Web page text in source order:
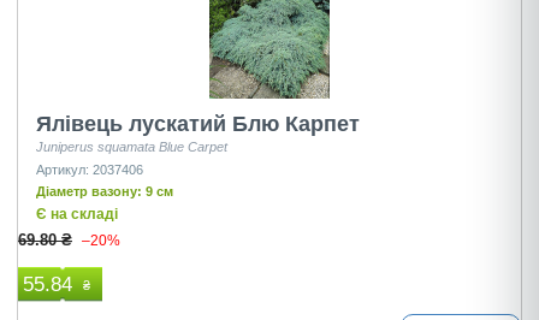
Ялівець лускатий Блю Карпет
Juniperus squamata Blue Carpet
Артикул: 2037406
Діаметр вазону: 9 см
Є на складі
69.80 ₴ –20%
55.84 ₴